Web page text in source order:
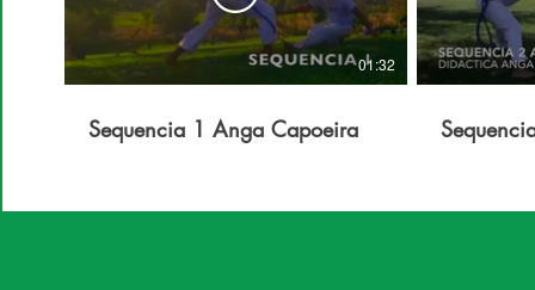
01:32
Sequencia 1 Anga Capoeira